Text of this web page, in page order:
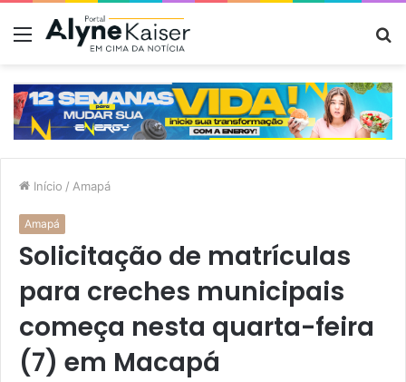
Menu
Início / Amapá
Amapá
Solicitação de matrículas
para creches municipais
começa nesta quarta-feira
(7) em Macapá